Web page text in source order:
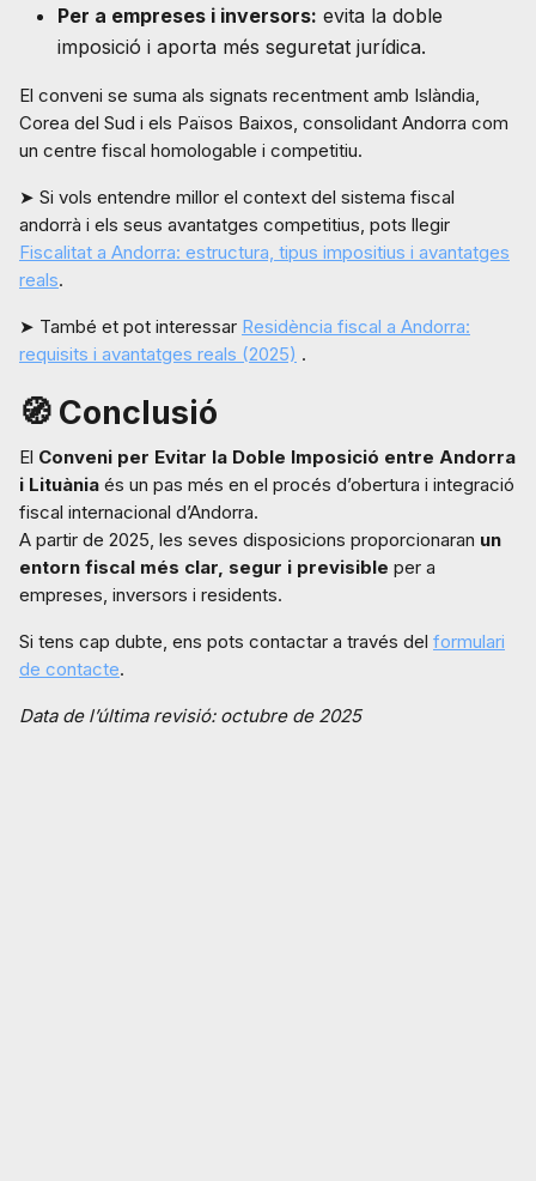
Per a empreses i inversors: evita la doble
imposició i aporta més seguretat jurídica.
El conveni se suma als signats recentment amb Islàndia,
Corea del Sud i els Països Baixos, consolidant Andorra com
un centre fiscal homologable i competitiu.
➤ Si vols entendre millor el context del sistema fiscal
andorrà i els seus avantatges competitius, pots llegir
Fiscalitat a Andorra: estructura, tipus impositius i avantatges
reals.
➤ També et pot interessar Residència fiscal a Andorra:
requisits i avantatges reals (2025) .
🧭 Conclusió
El Conveni per Evitar la Doble Imposició entre Andorra
i Lituània és un pas més en el procés d’obertura i integració
fiscal internacional d’Andorra.
A partir de 2025, les seves disposicions proporcionaran un
entorn fiscal més clar, segur i previsible per a
empreses, inversors i residents.
Si tens cap dubte, ens pots contactar a través del formulari
de contacte.
Data de l’última revisió: octubre de 2025